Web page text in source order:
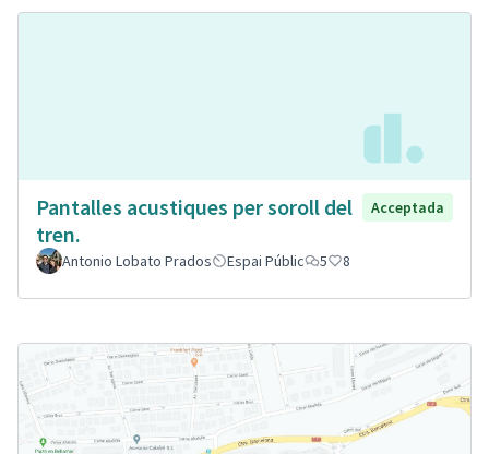
Pantalles acustiques per soroll del
tren.
Acceptada
Antonio Lobato Prados Espai Públic 5 8